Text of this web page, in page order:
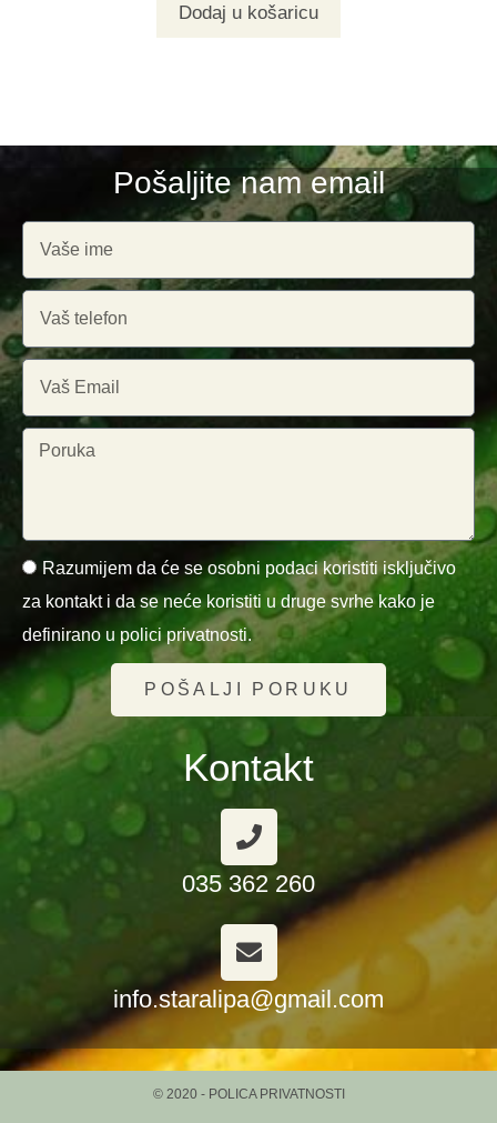
Dodaj u košaricu
Pošaljite nam email
Razumijem da će se osobni podaci koristiti isključivo
za kontakt i da se neće koristiti u druge svrhe kako je
definirano u polici privatnosti.
POŠALJI PORUKU
Kontakt
035 362 260
info.staralipa@gmail.com
© 2020 - POLICA PRIVATNOSTI